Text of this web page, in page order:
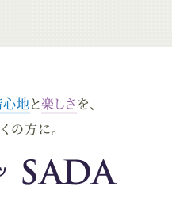
ー
ス
ー
ス
ス
心地と楽しさ を、
の方に。